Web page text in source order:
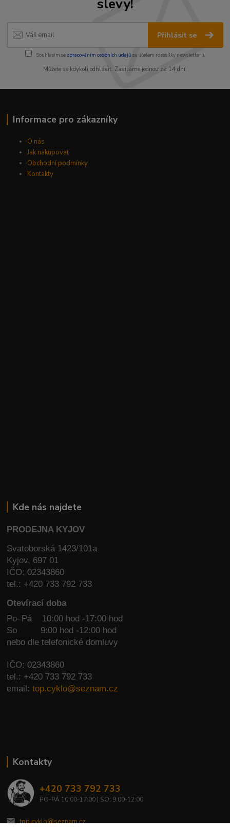
Přihlásit se
Souhlasím se zpracováním osobních údajůza účelem rozesílky newsletteru.
Můžete se kdykoli odhlásit. Zasíláme jednou za 14 dní.
Informace pro zákazníky
O nás
Jak nakupovat
Obchodní podmínky
Kontakty
Kde nás najdete
PRODEJNA KYJOV
Svatoborská 1423/101a
Kyjov, 697 01
IČO: 02343860
tel.: +420 733 792 733
Otevírací doba
Po–Pá 10:00 hod -17:00 hod
So
9:00 hod -12:00 hod
nebo dle telefonické domluvy
IČO: 02343860
tel.: +420 733 792 733
email:top.cyklo@seznam.cz
Kontakty
+420 733 792 733
PO-PÁ 10:00-17:00 | SO: 9:00-12:00
top.cyklo@seznam.cz